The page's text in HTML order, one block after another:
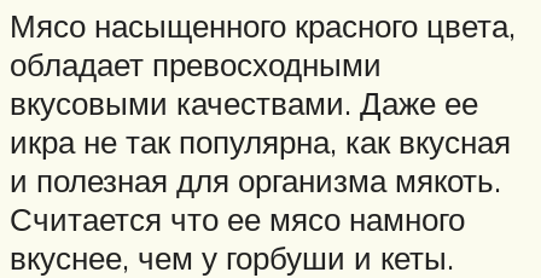
Мясо насыщенного красного цвета,
обладает превосходными
вкусовыми качествами. Даже ее
икра не так популярна, как вкусная
и полезная для организма мякоть.
Считается что ее мясо намного
вкуснее, чем у горбуши и кеты.